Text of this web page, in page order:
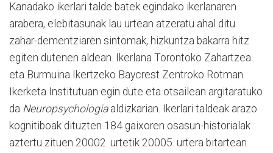
Kanadako ikerlari talde batek egindako ikerlanaren
arabera, elebitasunak lau urtean atzeratu ahal ditu
zahar-dementziaren sintomak, hizkuntza bakarra hitz
egiten dutenen aldean. Ikerlana Torontoko Zahartzea
eta Burmuina Ikertzeko Baycrest Zentroko Rotman
Ikerketa Institutuan egin dute eta otsailean argitaratuko
da Neuropsychologiaaldizkarian. Ikerlari taldeak arazo
kognitiboak dituzten 184 gaixoren osasun-historialak
aztertu zituen 20002. urtetik 20005. urtera bitartean.